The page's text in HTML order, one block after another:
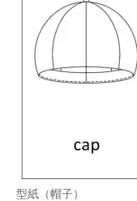
型紙（帽子）